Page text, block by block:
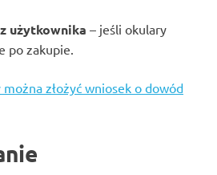
użytkownika – jeśli okulary
po zakupie.
można złożyć wniosek o dowód